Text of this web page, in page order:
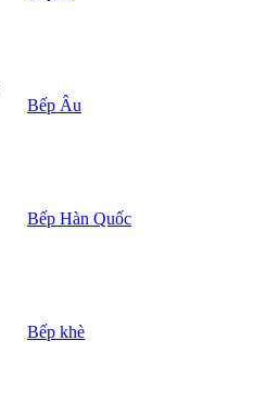
Bếp Âu
Bếp Hàn Quốc
Bếp khè